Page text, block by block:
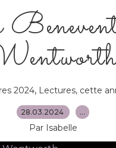
2024, Lectures, cette
28.03.2024 …
Par Isabelle